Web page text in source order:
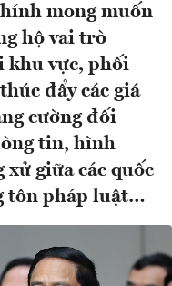
mong muốn
hộ vai trò
khu vực, phối
đẩy các giá
cường đối
tin, hình
xử giữa các quốc
tôn pháp luật…